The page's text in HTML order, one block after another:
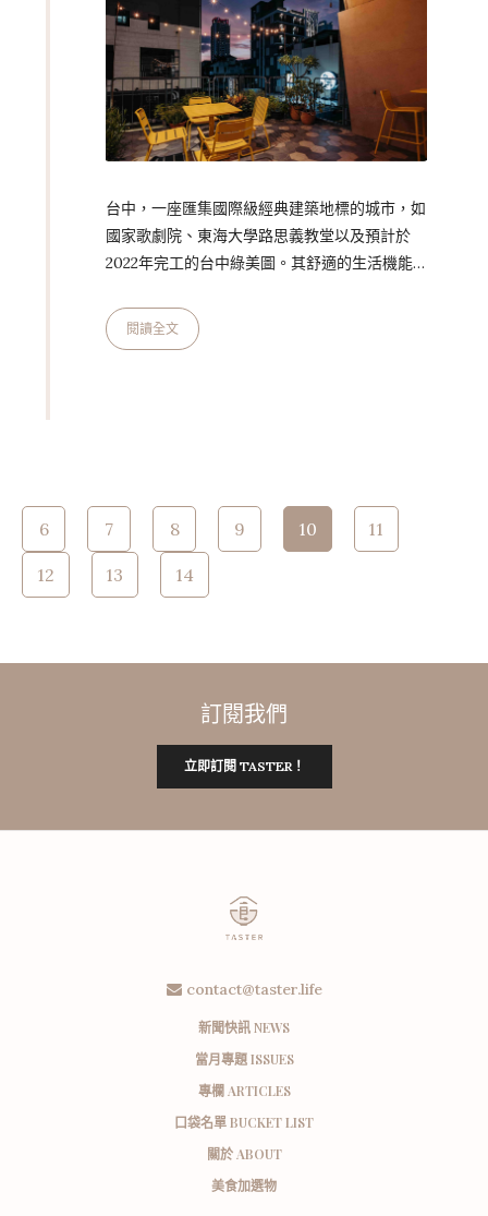
台中，一座匯集國際級經典建築地標的城市，如
國家歌劇院、東海大學路思義教堂以及預計於
2022年完工的台中綠美圖。其舒適的生活機能
宜居城市之冠。其中位於台中市西南方的南屯
區，是台中最早開發的地區，早期為農業聚落，
是已經有…
閱讀全文
6
7 8 9 10 11
12 13 14
訂閱我們
立即訂閱 TASTER！
contact@taster.life
新聞快訊 NEWS
當月專題 ISSUES
專欄 ARTICLES
口袋名單 BUCKET LIST
關於 ABOUT
美食加選物